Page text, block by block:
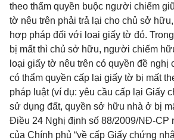
theo thẩm quyền buộc người chiếm
tờ nêu trên phải trả lại cho chủ sở
hợp pháp đối với loại giấy tờ đó.
bị mất thì chủ sở hữu, người chiếm
loại giấy tờ nêu trên có quyền đề nghị
có thẩm quyền cấp lại giấy tờ bị mất
pháp luật (ví dụ: yêu cầu cấp lại Giấy
sử dụng đất, quyền sở hữu nhà ở bị
Điều 24 Nghị định số 88/2009/NĐ-CP
của Chính phủ “về cấp Giấy chứng